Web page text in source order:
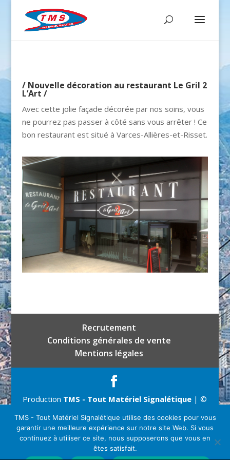
/ Nouvelle décoration au restaurant Le Gril 2
L’Art /
Avec cette jolie façade décorée par nos soins, vous
ne pourrez pas passer à côté sans vous arrêter ! Ce
bon restaurant est situé à Varces-Allières-et-Risset.
Recrutement
Conditions générales de vente
Mentions légales
Production TMS - Tout Matériel Signalétique | ©
Copyright 2026
TMS - Tout Matériel Signalétique utilise des cookies pour vous
garantir une meilleure expérience sur notre site Web. Si vous
continuez à utiliser ce site, nous supposerons que vous en
êtes satisfait.